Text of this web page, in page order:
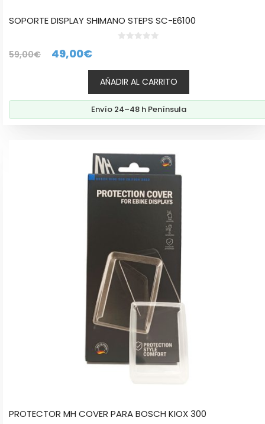
SOPORTE DISPLAY SHIMANO STEPS SC-E6100
59,00€
El
era:
59,00€.
49,00€El
precio
actual
es:
49,00€.
AÑADIR AL CARRITO
Envío 24–48 h Península
PROTECTOR MH COVER PARA BOSCH KIOX 300